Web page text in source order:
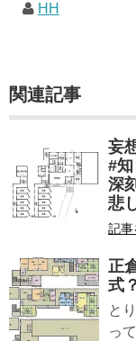
HH
関連記事
妄
#
深
悲
記事
正
式
と
っ